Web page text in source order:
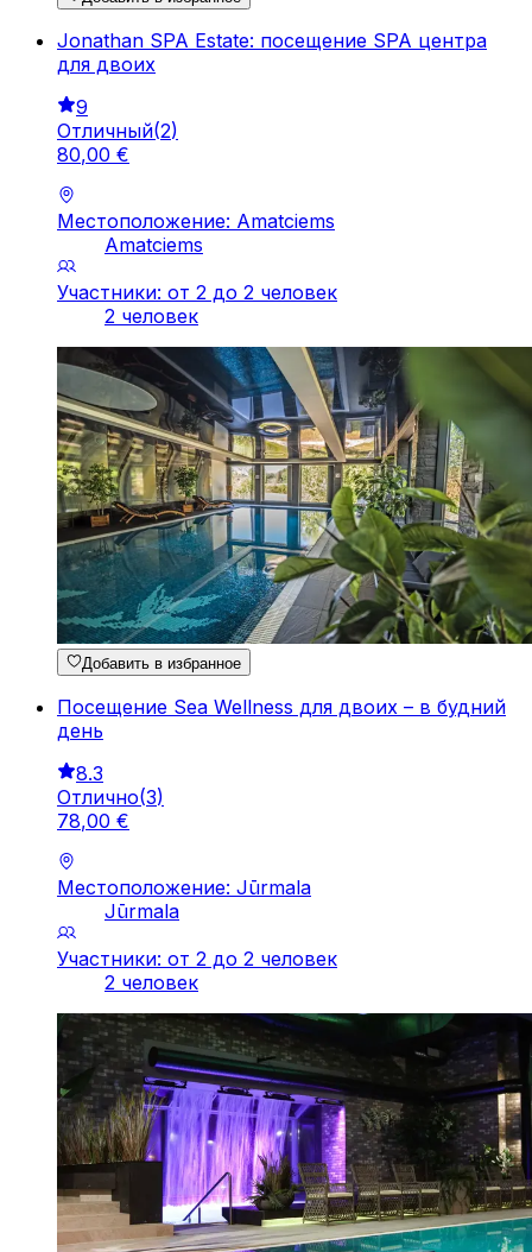
Jonathan SPA Estate: посещение SPA центра
для двоих
9
Отличный(2)
80,00 €
Местоположение: Amatciems
Amatciems
Участники: от 2 до 2 человек
2 человек
Добавить в избранное
Посещение Sea Wellness для двоих – в будний
день
8.3
Отлично(3)
78,00 €
Местоположение: Jūrmala
Jūrmala
Участники: от 2 до 2 человек
2 человек